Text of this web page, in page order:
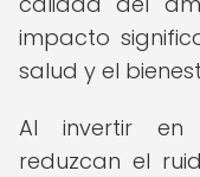
impacto
salud y el
Al invertir en
reduzcan el